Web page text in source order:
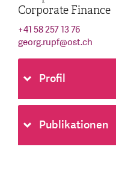
Corporate Finance
+41 58 257 13 76
georg.rupf@ost.ch
Profil
Publikationen